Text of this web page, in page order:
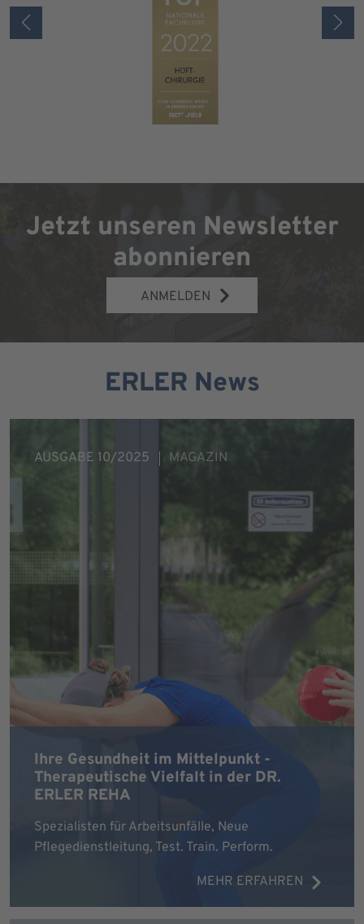
Jetzt unseren Newsletter
abonnieren
ANMELDEN
ERLER News
Ihre Gesundheit im Mittelpunkt -
Therapeutische Vielfalt in der DR.
ERLER REHA
Spezialisten für Arbeitsunfälle, Neue
Pflegedienstleitung, Test. Train. Perform.
MEHR ERFAHREN
AUSGABE 10/2025 MAGAZIN